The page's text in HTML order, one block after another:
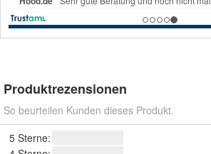
Produktrezensionen
So beurteilen Kunden dieses Produkt.
5 Sterne: